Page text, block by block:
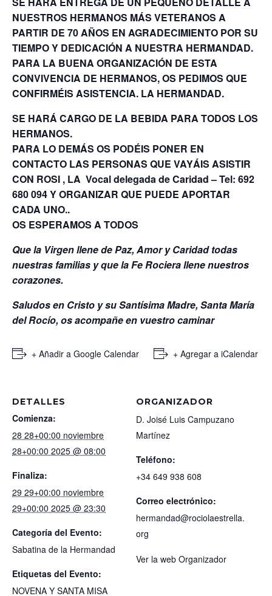
NUESTROS HERMANOS MÁS VETERANOS A
PARTIR DE 70 AÑOS EN AGRADECIMIENTO POR SU
TIEMPO Y DEDICACIÓN A NUESTRA HERMANDAD.
PARA LA BUENA ORGANIZACIÓN DE ESTA
CONVIVENCIA DE HERMANOS, OS PEDIMOS QUE
CONFIRMÉIS ASISTENCIA. LA HERMANDAD.
SE HARÁ CARGO DE LA BEBIDA PARA TODOS LOS
HERMANOS.
PARA LO DEMÁS OS PODÉIS PONER EN
CONTACTO LAS PERSONAS QUE VAYÁIS ASISTIR
CON ROSI , LA Vocal delegada de Caridad – Tel: 692
680 094 Y ORGANIZAR QUE PUEDE APORTAR
CADA UNO..
OS ESPERAMOS A TODOS
Que la Virgen llene de Paz, Amor y Caridad todas
nuestras familias y que la Fe Rociera llene nuestros
corazones.
Saludos en Cristo y su Santísima Madre, Santa María
del Rocío, os acompañe en vuestro caminar
+ Añadir a Google Calendar + Agregar a iCalendar
DETALLES
Comienza:
28 28+00:00 noviembre
28+00:00 2025 @ 08:00
Finaliza:
29 29+00:00 noviembre
29+00:00 2025 @ 23:30
Categoría del Evento:
Sabatina de la Hermandad
Etiquetas del Evento:
NOVENA Y SANTA MISA
ORGANIZADOR
D. Joisé Luis Campuzano
Martínez
Teléfono:
+34 649 938 608
Correo electrónico:
hermandad@rociolaestrella.
org
Ver la web Organizador